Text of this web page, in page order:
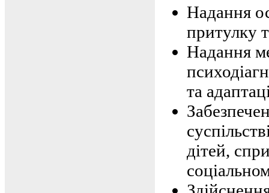
Надання
притулку
Надання
та
дітей,